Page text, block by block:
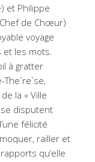
et Philippe
Chef de Chœur)
voyage
et les mots.
à gratter
la « Ville
disputent
félicité
railler et
qu’elle